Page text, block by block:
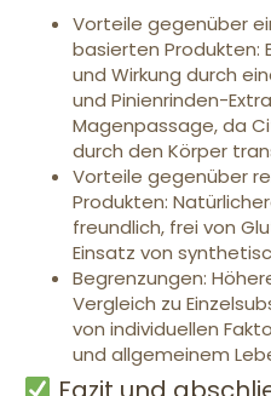
Vorteile gegenüber
basierten Produkten:
und Wirkung durch
und Pinienrinden-
Magenpassage, da
durch den Körper
Vorteile gegenüber
Produkten:
freundlich, frei von
Einsatz von
Begrenzungen:
Vergleich zu
von individuellen
und allgemeinem